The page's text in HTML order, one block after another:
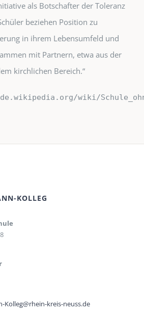
als Botschafter der Toleranz
beziehen Position zu
in ihrem Lebensumfeld und
mit Partnern, etwa aus der
kirchlichen Bereich.“
wiki/
KOLLEG
Kolleg@rhein-kreis-neuss.de